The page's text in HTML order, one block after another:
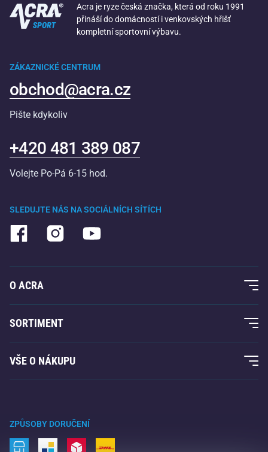
Acra je ryze česká značka, která od roku 1991
přináší do domácností i venkovských hřišť
kompletní sportovní výbavu.
SLEDUJTE NÁS NA SOCIÁLNÍCH SÍTÍCH
ZÁKAZNICKÉ CENTRUM
obchod@acra.cz
Pište kdykoliv
+420 481 389 087
Volejte Po-Pá 6-15 hod.
O ACRA
O nás
Acra garance
Kontakty
SORTIMENT
Fitness a posilování
Raketové sporty
Volný čas a zábava
Kemping a turistika
VŠE O NÁKUPU
Vrácení a reklamace
Doprava a platba
ZPŮSOBY DORUČENÍ